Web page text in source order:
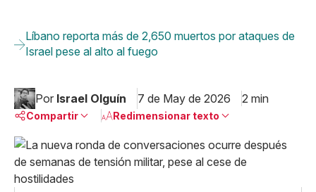
Líbano reporta más de 2,650 muertos por ataques de
Israel pese al alto al fuego
Por Israel Olguín 7 de May de 2026 2 min
Compartir
Linkedin
X
Redimensionar texto
Pequeño
Mediano